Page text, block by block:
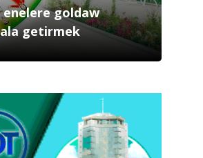
enelere goldaw
getirmek